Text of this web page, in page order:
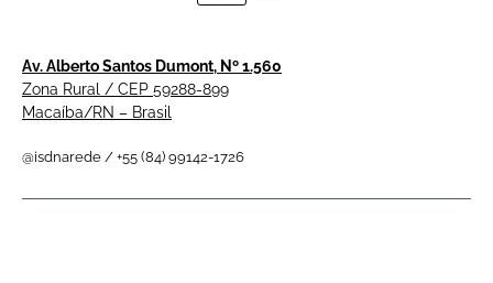
Av. Alberto Santos Dumont, Nº 1.560
Zona Rural / CEP 59288-899
Macaíba/RN – Brasil
@isdnarede / +55 (84) 99142-1726